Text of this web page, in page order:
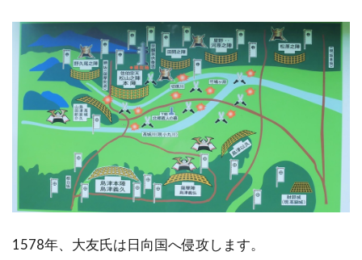
1578年、大友氏は日向国へ侵攻します。